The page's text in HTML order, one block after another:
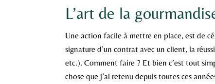
L’art de la
Une action facile à mettre en place, est de
signature d’un contrat avec un client, la
etc.). Comment faire ? Et bien c’est tout
chose que j’ai retenu depuis toutes ces